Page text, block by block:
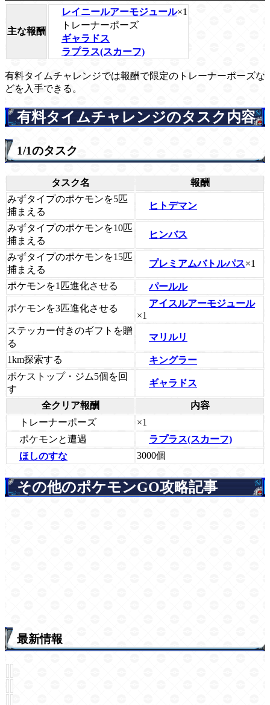
主な報酬
レイニールアーモジュール×1
トレーナーポーズ
ギャラドス
ラプラス(スカーフ)
有料タイムチャレンジでは報酬で限定のトレーナーポーズな
どを入手できる。
有料タイムチャレンジのタスク内容
1/1のタスク
タスク名
報酬
みずタイプのポケモンを5匹
捕まえる
ヒトデマン
みずタイプのポケモンを10匹
捕まえる
ヒンバス
みずタイプのポケモンを15匹
捕まえる
プレミアムバトルパス×1
ポケモンを1匹進化させる パールル
ポケモンを3匹進化させる
アイスルアーモジュール
×1
ステッカー付きのギフトを贈
る
マリルリ
1km探索する
キングラー
ポケストップ・ジム5個を回
す
ギャラドス
全クリア報酬
内容
トレーナーポーズ
×1
ポケモンと遭遇
ラプラス(スカーフ)
ほしのすな
3000個
その他のポケモンGO攻略記事
最新情報